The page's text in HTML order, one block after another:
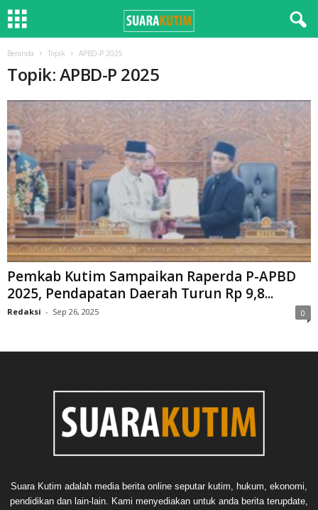
Beranda Topik APBD-P 2025
Topik: APBD-P 2025
Pemkab Kutim Sampaikan Raperda P-APBD
2025, Pendapatan Daerah Turun Rp 9,8...
Redaksi - Sep 26, 2025 0
Suara Kutim adalah media berita online seputar kutim, hukum, ekonomi,
pendidikan dan lain-lain. Kami menyediakan untuk anda berita terupdate,